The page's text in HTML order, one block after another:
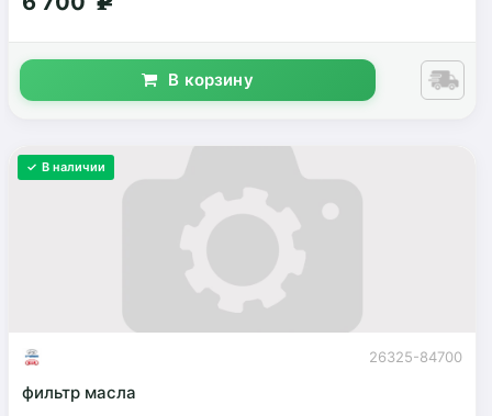
В корзину
✓ В наличии
26325-84700
фильтр масла